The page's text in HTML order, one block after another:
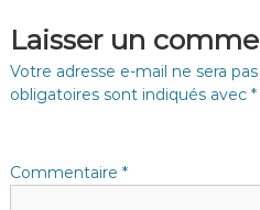
e
l
’
Laisser un
Votre adresse e-mail ne sera
obligatoires sont indiqués avec *
Commentaire *